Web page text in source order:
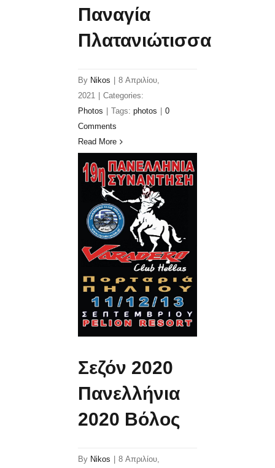
Παναγία
Πλατανιώτισσα
By Nikos
8 Απριλίου,
2021
Categories:
Photos
Tags: photos
0
Comments
Read More
Σεζόν 2020
Πανελλήνια
2020 Βόλος
By Nikos | 8 Απριλίου,